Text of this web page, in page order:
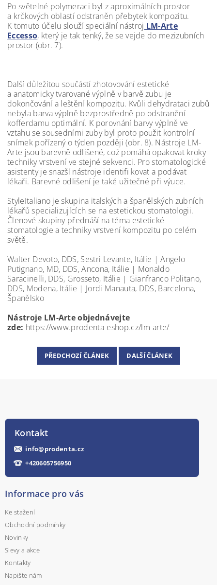
Po světelné polymeraci byl z aproximálních prostor
a krčkových oblastí odstraněn přebytek kompozitu.
K tomuto účelu slouží speciální nástroj LM-Arte
Eccesso, který je tak tenký, že se vejde do mezizubních
prostor (obr. 7).
Další důležitou součástí zhotovování estetické
a anatomicky tvarované výplně v barvě zubu je
dokončování a leštění kompozitu. Kvůli dehydrataci zubů
nebyla barva výplně bezprostředně po odstranění
kofferdamu optimální. K porovnání barvy výplně ve
vztahu se sousedními zuby byl proto použit kontrolní
snímek pořízený o týden později (obr. 8). Nástroje LM-
Arte jsou barevně odlišené, což pomáhá opakovat kroky
techniky vrstvení ve stejné sekvenci. Pro stomatologické
asistenty je snazší nástroje identifi kovat a podávat
lékaři. Barevné odlišení je také užitečné při výuce.
StyleItaliano je skupina italských a španělských zubních
lékařů specializujících se na estetickou stomatologii.
Členové skupiny přednáší na téma estetické
stomatologie a techniky vrstvení kompozitu po celém
světě.
Walter Devoto, DDS, Sestri Levante, Itálie | Angelo
Putignano, MD, DDS, Ancona, Itálie | Monaldo
Saracinelli, DDS, Grosseto, Itálie | Gianfranco Politano,
DDS, Modena, Itálie | Jordi Manauta, DDS, Barcelona,
Španělsko
Nástroje LM-Arte objednávejte
zde: https://www.prodenta-eshop.cz/lm-arte/
PŘEDCHOZÍ ČLÁNEK DALŠÍ ČLÁNEK
Kontakt
info@prodenta.cz
+420605756950
Informace pro vás
Ke stažení
Obchodní podmínky
Novinky
Slevy a akce
Kontakty
Napište nám